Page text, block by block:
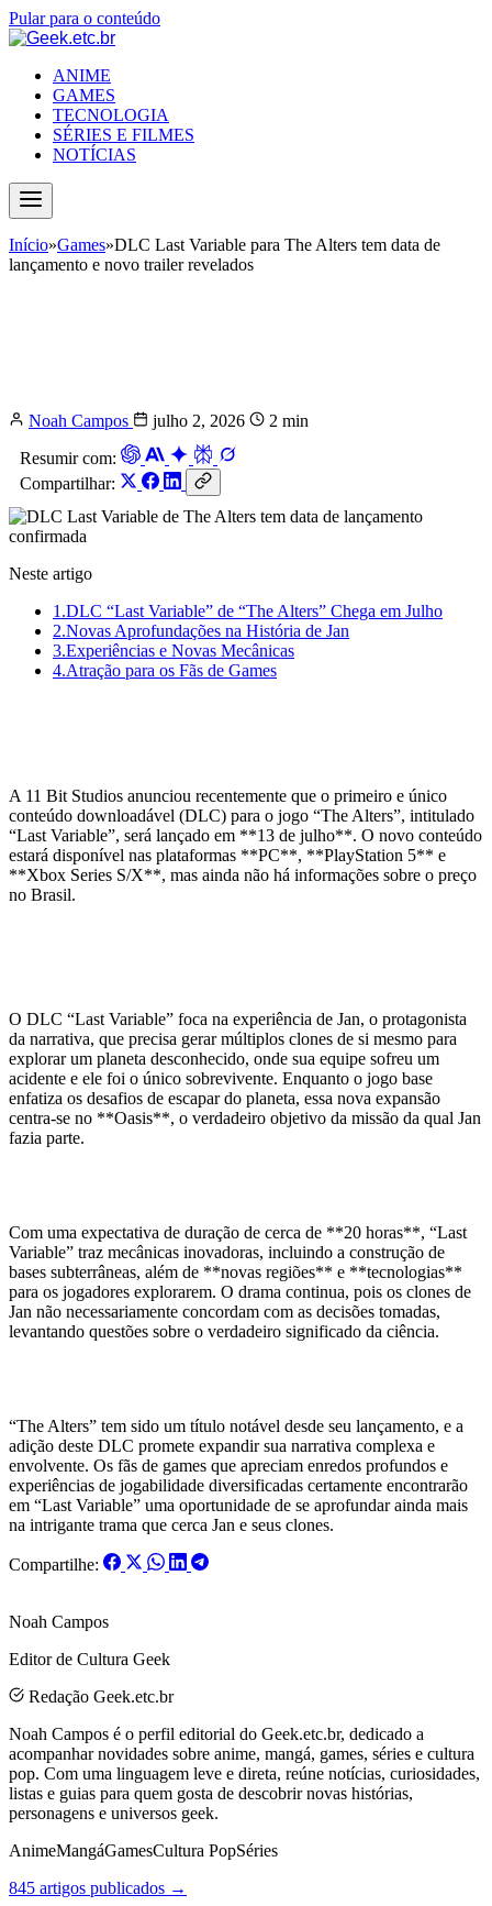
Pular para o conteúdo
ANIME
GAMES
TECNOLOGIA
SÉRIES E FILMES
NOTÍCIAS
Início»Games»DLC Last Variable para The Alters tem data de
lançamento e novo trailer revelados
Noah Campos julho 2, 2026
2 min
Resumir com:
Compartilhar:
Neste artigo
1.DLC “Last Variable” de “The Alters” Chega em Julho
2.Novas Aprofundações na História de Jan
3.Experiências e Novas Mecânicas
4.Atração para os Fãs de Games
A 11 Bit Studios anunciou recentemente que o primeiro e único
conteúdo downloadável (DLC) para o jogo “The Alters”, intitulado
“Last Variable”, será lançado em **13 de julho**. O novo conteúdo
estará disponível nas plataformas **PC**, **PlayStation 5** e
**Xbox Series S/X**, mas ainda não há informações sobre o preço
no Brasil.
O DLC “Last Variable” foca na experiência de Jan, o protagonista
da narrativa, que precisa gerar múltiplos clones de si mesmo para
explorar um planeta desconhecido, onde sua equipe sofreu um
acidente e ele foi o único sobrevivente. Enquanto o jogo base
enfatiza os desafios de escapar do planeta, essa nova expansão
centra-se no **Oasis**, o verdadeiro objetivo da missão da qual Jan
fazia parte.
Com uma expectativa de duração de cerca de **20 horas**, “Last
Variable” traz mecânicas inovadoras, incluindo a construção de
bases subterrâneas, além de **novas regiões** e **tecnologias**
para os jogadores explorarem. O drama continua, pois os clones de
Jan não necessariamente concordam com as decisões tomadas,
levantando questões sobre o verdadeiro significado da ciência.
“The Alters” tem sido um título notável desde seu lançamento, e a
adição deste DLC promete expandir sua narrativa complexa e
envolvente. Os fãs de games que apreciam enredos profundos e
experiências de jogabilidade diversificadas certamente encontrarão
em “Last Variable” uma oportunidade de se aprofundar ainda mais
na intrigante trama que cerca Jan e seus clones.
Compartilhe:
Noah Campos
Editor de Cultura Geek
Redação Geek.etc.br
Noah Campos é o perfil editorial do Geek.etc.br, dedicado a
acompanhar novidades sobre anime, mangá, games, séries e cultura
pop. Com uma linguagem leve e direta, reúne notícias, curiosidades,
listas e guias para quem gosta de descobrir novas histórias,
personagens e universos geek.
AnimeMangáGamesCultura PopSéries
845 artigos publicados →